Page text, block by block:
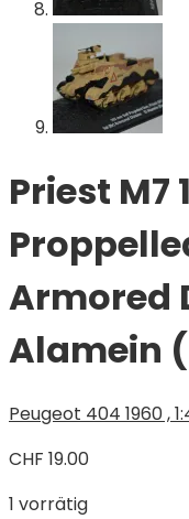
Priest M7
Armored
Alamein
Peugeot 404 1960 ,
CHF 19.00
1 vorrätig